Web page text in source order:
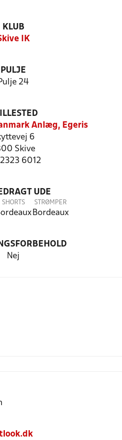
KLUB
IK
PULJE
24
Anlæg, Egeris
6
Skive
2323 6012
UDE
SHORTS STRØMPER
Bordeaux
Nej